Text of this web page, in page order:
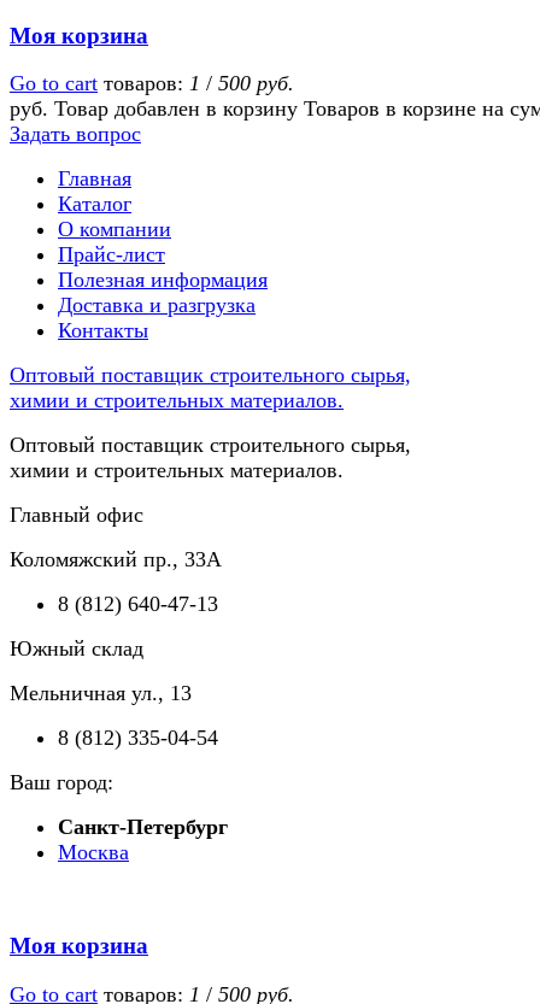
Моя корзина
Go to cart товаров: 1 / 500 руб.
руб. Товар добавлен в корзину Товаров в корзине на
Задать вопрос
Главная
Каталог
О компании
Прайс-лист
Полезная информация
Доставка и разгрузка
Контакты
Оптовый поставщик строительного сырья,
химии и строительных материалов.
Оптовый поставщик строительного сырья,
химии и строительных материалов.
Главный офис
Коломяжский пр., 33А
8 (812) 640-47-13
Южный склад
Мельничная ул., 13
8 (812) 335-04-54
Ваш город:
Санкт-Петербург
Москва
Моя корзина
Go to cart товаров: 1 / 500 руб.